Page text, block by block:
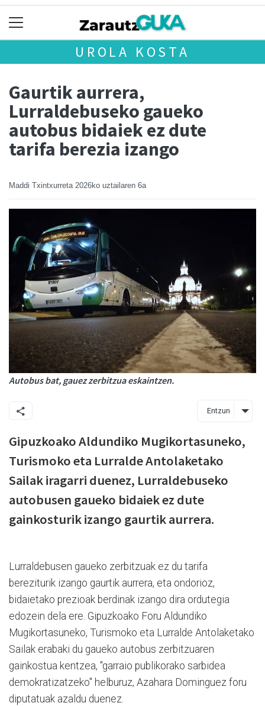
UROLA KOSTA
Gaurtik aurrera,
Lurraldebuseko gaueko
autobus bidaiek ez dute
tarifa berezia izango
Maddi Txintxurreta 2026ko uztailaren 6a
Autobus bat, gauez zerbitzua eskaintzen.
Entzun
Gipuzkoako Aldundiko Mugikortasuneko,
Turismoko eta Lurralde Antolaketako
Sailak iragarri duenez, Lurraldebuseko
autobusen gaueko bidaiek ez dute
gainkosturik izango gaurtik aurrera.
Lurraldebusen gaueko zerbitzuak ez du tarifa
bereziturik izango gaurtik aurrera, eta ondorioz,
bidaietako prezioak berdinak izango dira ordutegia
edozein dela ere. Gipuzkoako Foru Aldundiko
Mugikortasuneko, Turismoko eta Lurralde Antolaketako
Sailak erabaki du gaueko autobus zerbitzuaren
gainkostua kentzea, "garraio publikorako sarbidea
demokratizatzeko" helburuz, Azahara Dominguez foru
diputatuak azaldu duenez.